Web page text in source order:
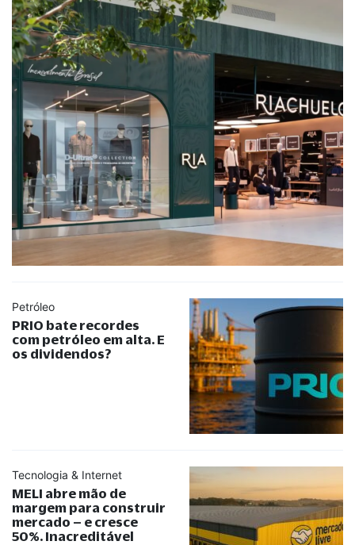
Petróleo
PRIO bate recordes
com petróleo em alta. E
os dividendos?
Tecnologia & Internet
MELI abre mão de
margem para construir
mercado – e cresce
50%. Inacreditável